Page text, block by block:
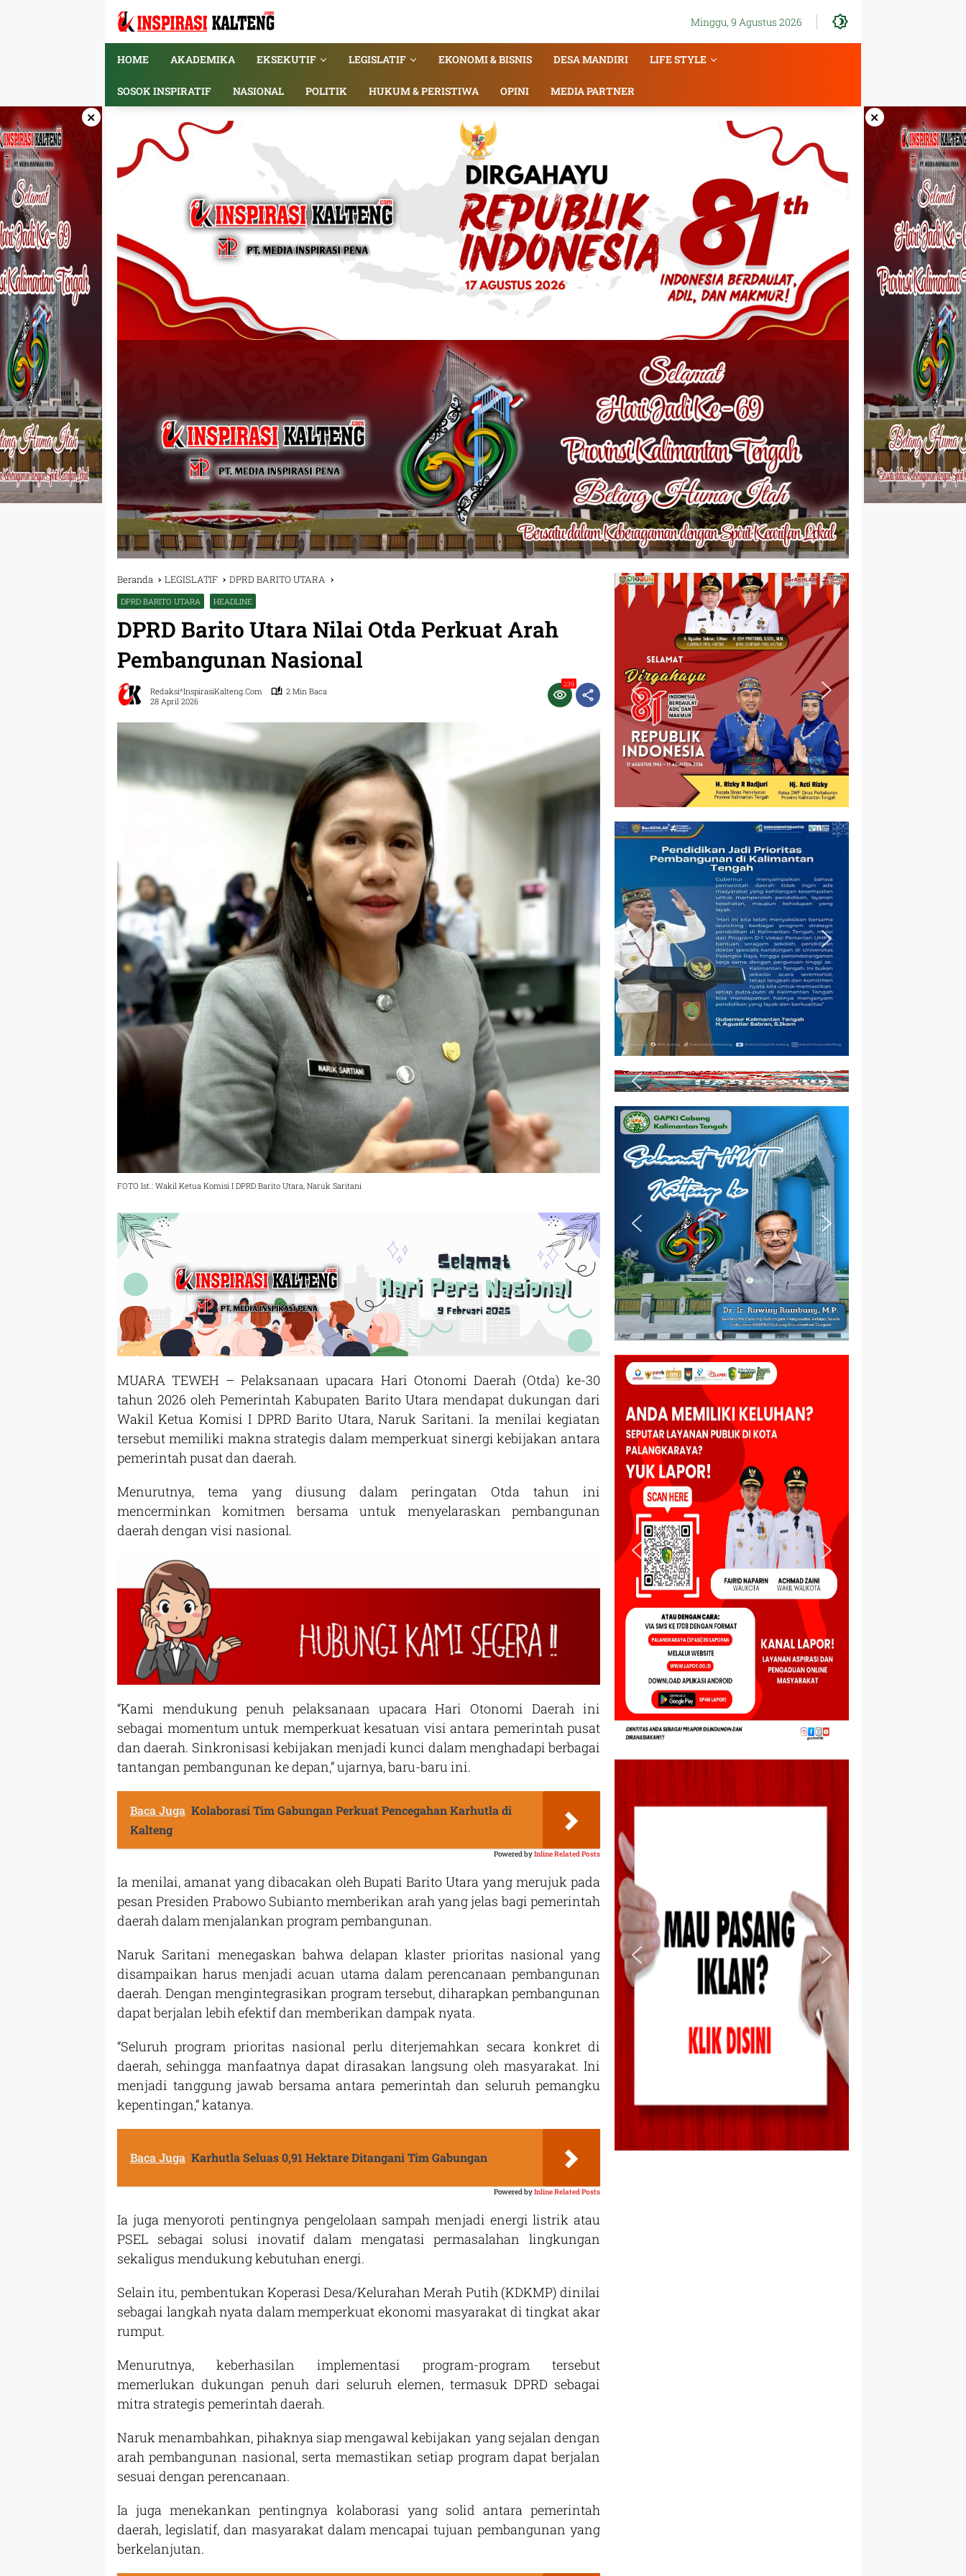
Minggu, 9 Agustus 2026
HOME AKADEMIKA EKSEKUTIF LEGISLATIF EKONOMI & BISNIS DESA MANDIRI LIFE STYLE
SOSOK INSPIRATIF NASIONAL POLITIK HUKUM & PERISTIWA OPINI MEDIA PARTNER
× ×
Beranda LEGISLATIF DPRD BARITO UTARA
DPRD BARITO UTARA HEADLINE
DPRD Barito Utara Nilai Otda Perkuat Arah
Pembangunan Nasional
Redaksi^InspirasiKalteng.com
2 Min Baca
28 April 2026
239
FOTO Ist.: Wakil Ketua Komisi I DPRD Barito Utara, Naruk Saritani
MUARA TEWEH – Pelaksanaan upacara Hari Otonomi Daerah (Otda) ke-30
tahun 2026 oleh Pemerintah Kabupaten Barito Utara mendapat dukungan dari
Wakil Ketua Komisi I DPRD Barito Utara, Naruk Saritani. Ia menilai kegiatan
tersebut memiliki makna strategis dalam memperkuat sinergi kebijakan antara
pemerintah pusat dan daerah.
Menurutnya, tema yang diusung dalam peringatan Otda tahun ini
mencerminkan komitmen bersama untuk menyelaraskan pembangunan
daerah dengan visi nasional.
“Kami mendukung penuh pelaksanaan upacara Hari Otonomi Daerah ini
sebagai momentum untuk memperkuat kesatuan visi antara pemerintah pusat
dan daerah. Sinkronisasi kebijakan menjadi kunci dalam menghadapi berbagai
tantangan pembangunan ke depan,” ujarnya, baru-baru ini.
Baca Juga Kolaborasi Tim Gabungan Perkuat Pencegahan Karhutla di
Kalteng
Powered byInline Related Posts
Ia menilai, amanat yang dibacakan oleh Bupati Barito Utara yang merujuk pada
pesan Presiden Prabowo Subianto memberikan arah yang jelas bagi pemerintah
daerah dalam menjalankan program pembangunan.
Naruk Saritani menegaskan bahwa delapan klaster prioritas nasional yang
disampaikan harus menjadi acuan utama dalam perencanaan pembangunan
daerah. Dengan mengintegrasikan program tersebut, diharapkan pembangunan
dapat berjalan lebih efektif dan memberikan dampak nyata.
“Seluruh program prioritas nasional perlu diterjemahkan secara konkret di
daerah, sehingga manfaatnya dapat dirasakan langsung oleh masyarakat. Ini
menjadi tanggung jawab bersama antara pemerintah dan seluruh pemangku
kepentingan,” katanya.
Baca Juga Karhutla Seluas 0,91 Hektare Ditangani Tim Gabungan
Powered byInline Related Posts
Ia juga menyoroti pentingnya pengelolaan sampah menjadi energi listrik atau
PSEL sebagai solusi inovatif dalam mengatasi permasalahan lingkungan
sekaligus mendukung kebutuhan energi.
Selain itu, pembentukan Koperasi Desa/Kelurahan Merah Putih (KDKMP) dinilai
sebagai langkah nyata dalam memperkuat ekonomi masyarakat di tingkat akar
rumput.
Menurutnya, keberhasilan implementasi program-program tersebut
memerlukan dukungan penuh dari seluruh elemen, termasuk DPRD sebagai
mitra strategis pemerintah daerah.
Naruk menambahkan, pihaknya siap mengawal kebijakan yang sejalan dengan
arah pembangunan nasional, serta memastikan setiap program dapat berjalan
sesuai dengan perencanaan.
Ia juga menekankan pentingnya kolaborasi yang solid antara pemerintah
daerah, legislatif, dan masyarakat dalam mencapai tujuan pembangunan yang
berkelanjutan.